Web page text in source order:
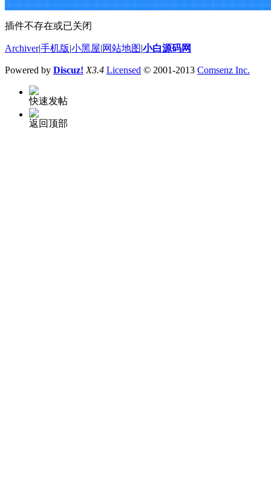
插件不存在或已关闭
Archiver|手机版 小黑屋 网站地图 小白源码网
Powered by Discuz! X3.4 Licensed © 2001-2013 Comsenz Inc.
快速发帖
返回顶部